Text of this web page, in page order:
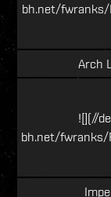
bh.net/fwranks/
Arch
![](//
bh.net/fwranks/